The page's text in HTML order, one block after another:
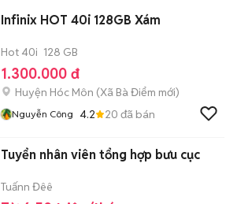
Infinix HOT 40i 128GB Xám
Hot 40i 128 GB
1.300.000 đ
Huyện Hóc Môn (Xã Bà Điểm mới)
Nguyễn Công 4.2 20 đã bán
Tuyển nhân viên tổng hợp bưu cục
Tuấnn Đêê